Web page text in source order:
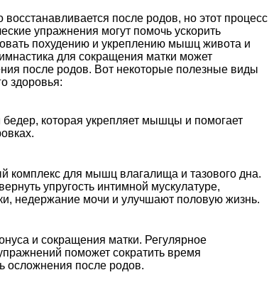
после родов, но этот процесс
упражнения могут помочь ускорить
похудению и укреплению мышц живота и
для сокращения матки может
после родов. Вот некоторые полезные виды
здоровья:
которая укрепляет мышцы и помогает
комплекс для мышц влагалища и тазового дна.
упругость интимной мускулатуре,
недержание мочи и улучшают половую жизнь.
и сокращения матки. Регулярное
поможет сократить время
осложнения после родов.